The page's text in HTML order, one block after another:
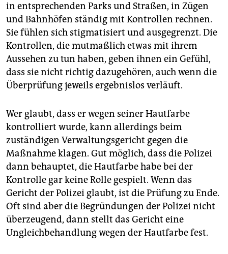
in entsprechenden Parks und Straßen, in Zügen
und Bahnhöfen ständig mit Kontrollen rechnen.
Sie fühlen sich stigmatisiert und ausgegrenzt. Die
Kontrollen, die mutmaßlich etwas mit ihrem
Aussehen zu tun haben, geben ihnen ein Gefühl,
dass sie nicht richtig dazugehören, auch wenn die
Überprüfung jeweils ergebnislos verläuft.
Wer glaubt, dass er wegen seiner Hautfarbe
kontrolliert wurde, kann allerdings beim
zuständigen Verwaltungsgericht gegen die
Maßnahme klagen. Gut möglich, dass die Polizei
dann behauptet, die Hautfarbe habe bei der
Kontrolle gar keine Rolle gespielt. Wenn das
Gericht der Polizei glaubt, ist die Prüfung zu Ende.
Oft sind aber die Begründungen der Polizei nicht
überzeugend, dann stellt das Gericht eine
Ungleichbehandlung wegen der Hautfarbe fest.